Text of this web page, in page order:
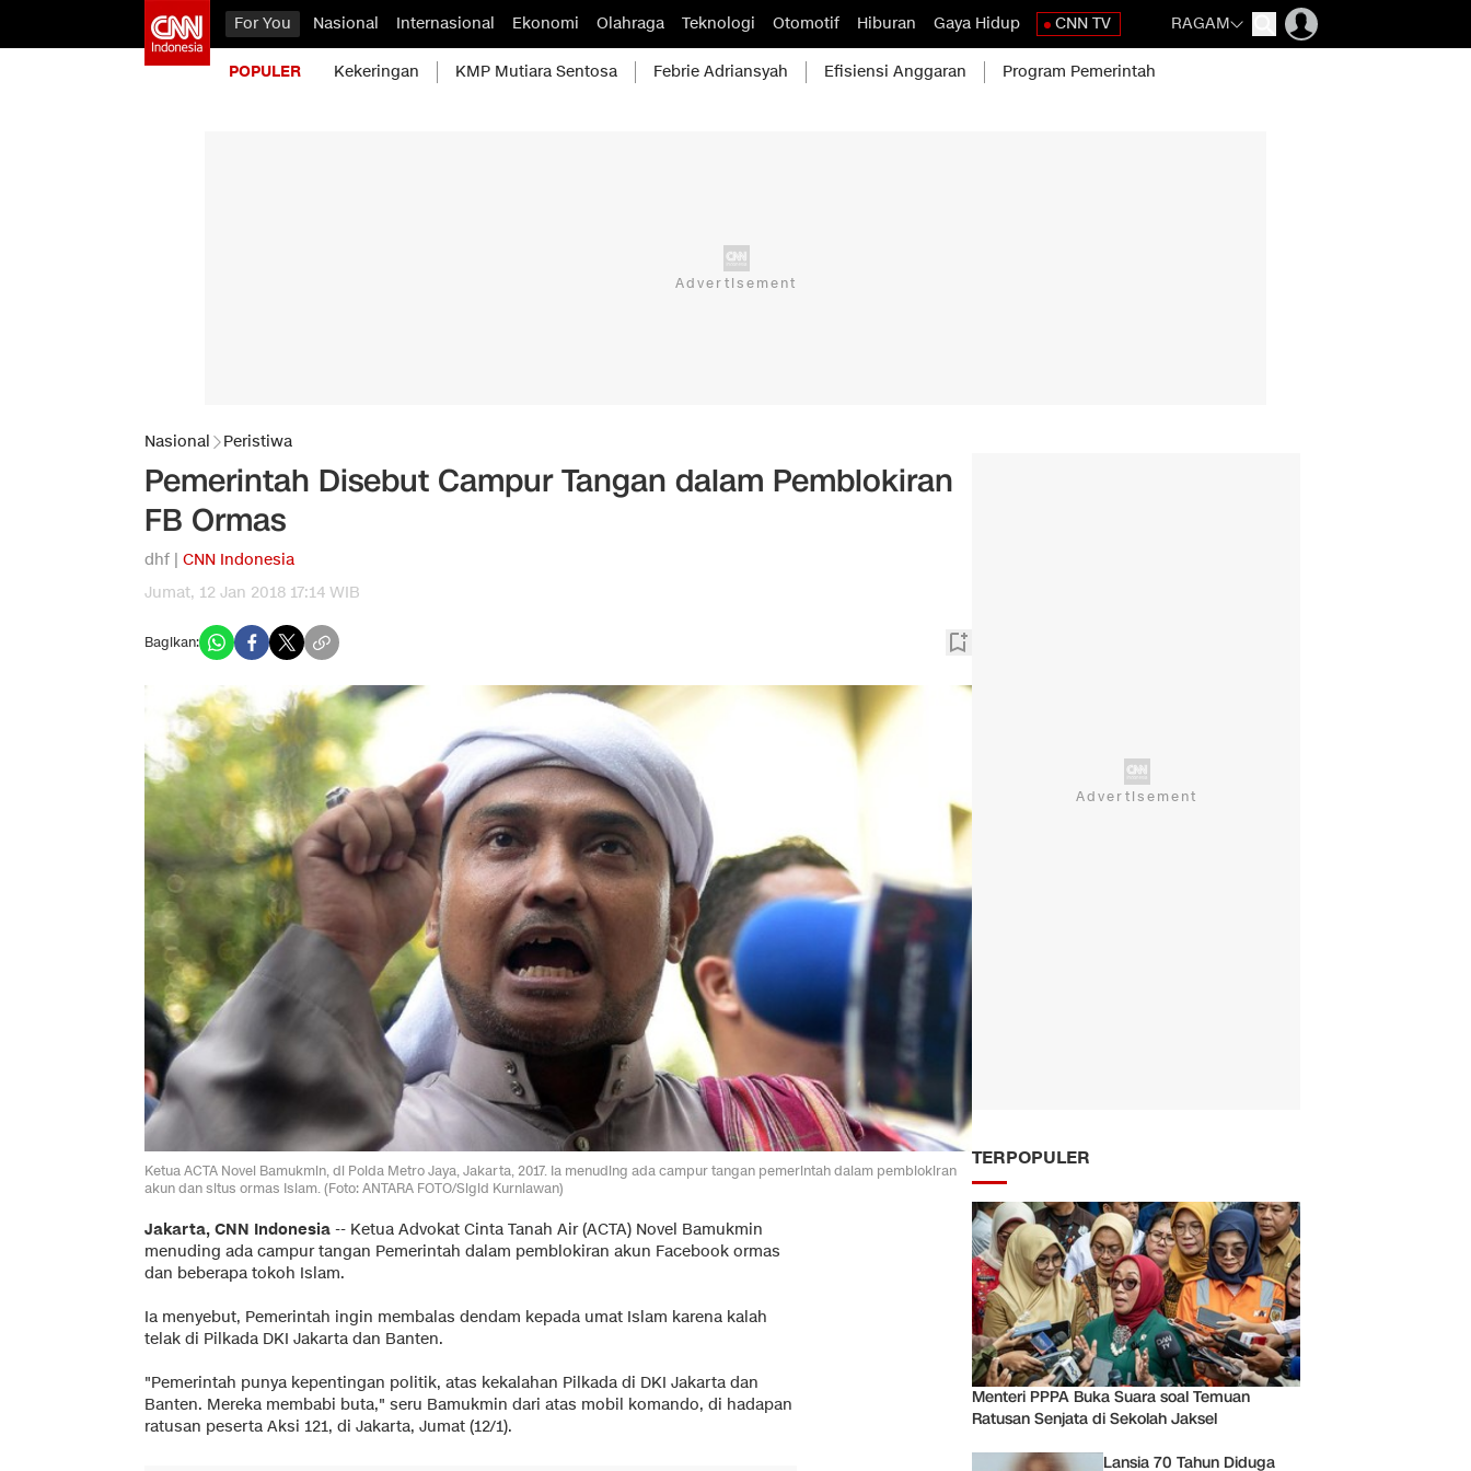
For You Nasional Internasional Ekonomi Olahraga Teknologi Otomotif Hiburan Gaya Hidup CNN TV RAGAM
POPULER Kekeringan KMP Mutiara Sentosa Febrie Adriansyah Efisiensi Anggaran Program Pemerintah
Nasional Peristiwa
Pemerintah Disebut Campur Tangan dalam Pemblokiran
FB Ormas
dhf | CNN Indonesia
Jumat, 12 Jan 2018 17:14 WIB
Bagikan:
Ketua ACTA Novel Bamukmin, di Polda Metro Jaya, Jakarta, 2017. Ia menuding ada campur tangan pemerintah dalam pemblokiran
akun dan situs ormas Islam. (Foto: ANTARA FOTO/Sigid Kurniawan)
Jakarta, CNN Indonesia -- Ketua Advokat Cinta Tanah Air (ACTA) Novel Bamukmin
menuding ada campur tangan Pemerintah dalam pemblokiran akun Facebook ormas
dan beberapa tokoh Islam.
Ia menyebut, Pemerintah ingin membalas dendam kepada umat Islam karena kalah
telak di Pilkada DKI Jakarta dan Banten.
"Pemerintah punya kepentingan politik, atas kekalahan Pilkada di DKI Jakarta dan
Banten. Mereka membabi buta," seru Bamukmin dari atas mobil komando, di hadapan
ratusan peserta Aksi 121, di Jakarta, Jumat (12/1).
TERPOPULER
Menteri PPPA Buka Suara soal Temuan
Ratusan Senjata di Sekolah Jaksel
Lansia 70 Tahun Diduga